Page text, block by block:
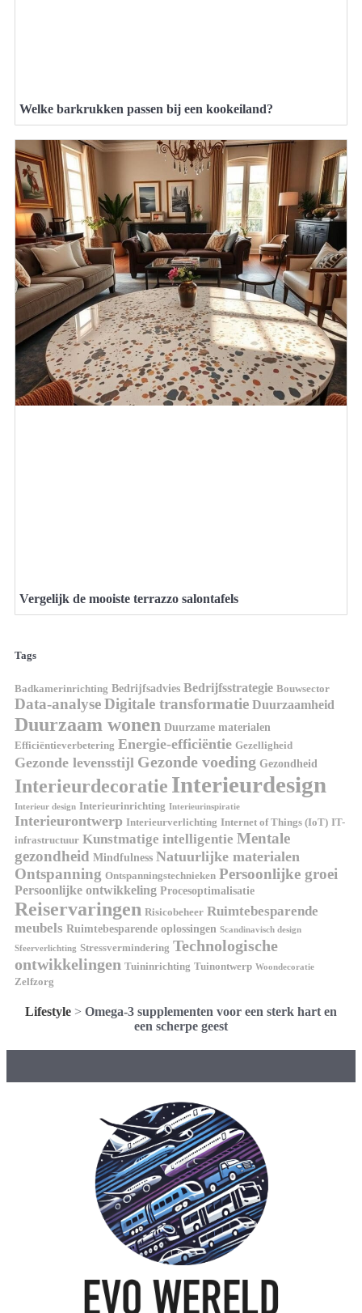
Welke barkrukken passen bij een kookeiland?
Vergelijk de mooiste terrazzo salontafels
Tags
Badkamerinrichting Bedrijfsadvies Bedrijfsstrategie Bouwsector
Data-analyseDigitale transformatie Duurzaamheid
Duurzaam wonen Duurzame materialen
Efficiëntieverbetering Energie-efficiëntie Gezelligheid
Gezonde levensstijl Gezonde voeding Gezondheid
Interieurdecoratie Interieurdesign
Interieur design Interieurinrichting Interieurinspiratie
Interieurontwerp Interieurverlichting Internet of Things (IoT) IT-
infrastructuur Kunstmatige intelligentie Mentale
gezondheid Mindfulness Natuurlijke materialen
Ontspanning Ontspanningstechnieken Persoonlijke groei
Persoonlijke ontwikkeling Procesoptimalisatie
Reiservaringen Risicobeheer Ruimtebesparende
meubels Ruimtebesparende oplossingen Scandinavisch design
Sfeerverlichting Stressvermindering Technologische
ontwikkelingen Tuininrichting Tuinontwerp Woondecoratie
Zelfzorg
Lifestyle > Omega-3 supplementen voor een sterk hart en
een scherpe geest